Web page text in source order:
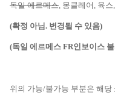
독일 에르메스, 몽클레어, 육
(확정 아님. 변경될 수 있음)
(독일 에르메스 FR인보이스 불
위의 가능/불가능 부분은 해